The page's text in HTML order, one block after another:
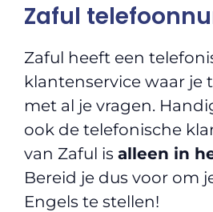
Zaful
Zaful heeft een
klantenservice waar je
met al je vragen.
ook de telefonische
van Zaful is alleen in
Bereid je dus voor om
Engels te stellen!